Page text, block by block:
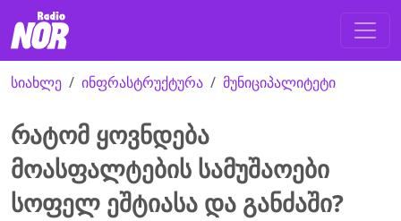
სიახლე ინფრასტრუქტურა მუნიციპალიტეტი
რატომ ყოვნდება
მოასფალტების სამუშაოები
სოფელ ეშტიასა და განძაში?